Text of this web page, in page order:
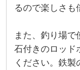
立
け
る
こ
と
が
るので楽しさも
また、釣り場
石付きのロッド
ください。鉄製